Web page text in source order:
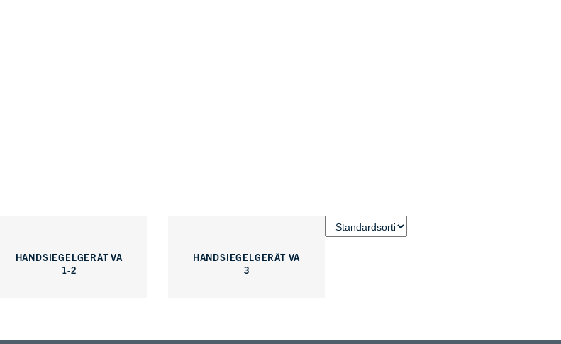
HANDSIEGELGERÄT VA
1-2
HANDSIEGELGERÄT VA
3